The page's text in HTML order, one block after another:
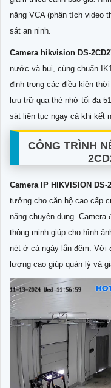
năng VCA (phân tích video
sát an ninh.
Camera hikvision DS-
nước và bụi, cùng chuẩn
định trong các điều kiện
lưu trữ qua thẻ nhớ tối đa
sát liên tục ngay cả khi kết
CÔNG TRÌNH
Camera IP HIKVISION DS-
tưởng cho căn hộ cao cấp
năng chuyên dụng.
thông minh giúp cho hình
nét ở cả ngày lẫn đêm. Với
lượng cao giúp quản lý và